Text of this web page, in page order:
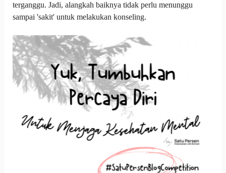
terganggu. Jadi, alangkah baiknya tidak perlu menunggu
sampai 'sakit' untuk melakukan konseling.